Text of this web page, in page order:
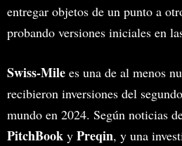
entregar objetos de un punto a
probando versiones iniciales en
Swiss-Mile es una de al menos
recibieron inversiones del
mundo en 2024. Según noticias
PitchBook y Preqin, y una